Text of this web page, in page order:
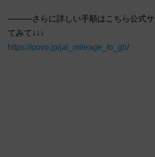
―――さらに詳しい手順はこちら公式サ
てみて↓↓↓
https://povo.jp/jal_mileage_to_gb/